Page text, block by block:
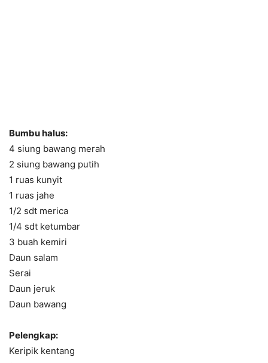
Bumbu halus:
4 siung bawang merah
2 siung bawang putih
1 ruas kunyit
1 ruas jahe
1/2 sdt merica
1/4 sdt ketumbar
3 buah kemiri
Daun salam
Serai
Daun jeruk
Daun bawang
Pelengkap:
Keripik kentang